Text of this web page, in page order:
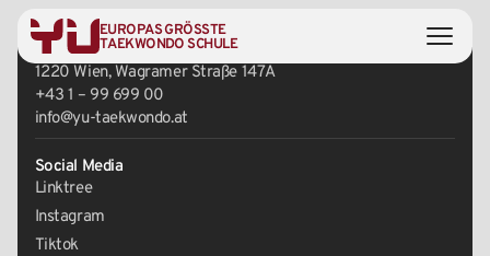
EUROPAS GRÖSSTE
TAEKWONDO SCHULE
Zentrale
1220 Wien, Wagramer Straße 147A
+43 1 – 99 699 00
info@yu-taekwondo.at
Social Media
Linktree
Instagram
Tiktok